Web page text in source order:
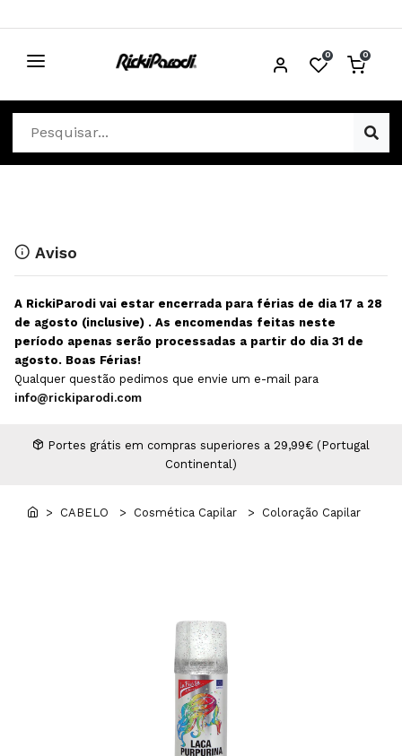
0 0
CABELO
Cosmética Capilar
Equipamentos Elétricos
Escovas e Pente
Extensões
MAN WORLD - Espaço Homem
Professional Wear
Depilação
Descartáveis Estética
Diversos Estética
Equipamentos Depilação
Maquilhagem Profissional
Aviso
A RickiParodi vai estar encerrada para férias de dia 17 a 28
de agosto (inclusive) . As encomendas feitas neste
período apenas serão processadas a partir do dia 31 de
agosto. Boas Férias!
Qualquer questão pedimos que envie um e-mail para
info@rickiparodi.com
Portes grátis em compras superiores a 29,99€ (Portugal
Continental)
> CABELO > Cosmética Capilar > Coloração Capilar